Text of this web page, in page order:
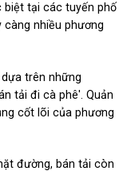
biệt tại các tuyến phố
càng nhiều phương
trên những
tải đi cà phê'. Quản
cốt lõi của phương
đường, bán tải còn